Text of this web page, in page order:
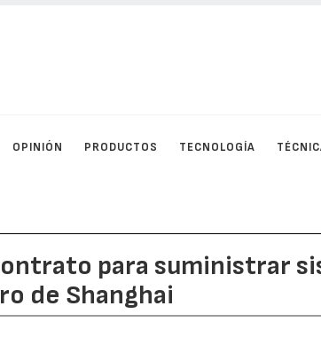
OPINIÓN PRODUCTOS TECNOLOGÍA
para suministrar
de Shanghai